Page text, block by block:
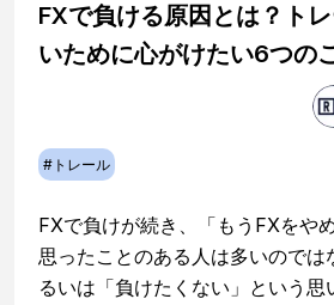
FXで負ける原因とは？ト
いために心がけたい6つの
# トレール
FXで負けが続き、「もうFXをや
思ったことのある人は多いのでは
るいは「負けたくない」という思